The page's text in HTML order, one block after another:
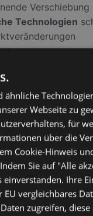
Verschiebung
Technologien
diverse
zu
auf eine ganz
zu befolgen.
in
Systeme klüger und
Webseite zu
für
über die
Cookie-Hinweis
Sie auf "Alle
Ihre
vergleichbares
zugreifen,